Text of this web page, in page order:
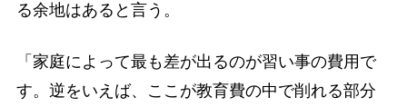
る余地はあると言う。
「家庭によって最も差が出るのが習い事の費用で
す。逆をいえば、ここが教育費の中で削れる部分